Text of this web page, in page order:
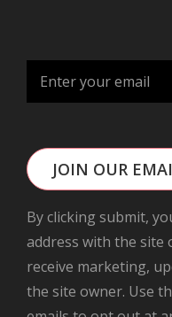
JOIN OUR
By clicking submit,
address with the site
receive marketing,
the site owner. Use